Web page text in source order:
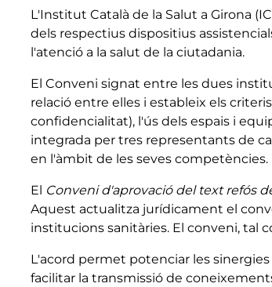
L'Institut Català de la Salut a Girona
dels respectius dispositius
l'atenció a la salut de la ciutadania.
El Conveni signat entre les dues
relació entre elles i estableix els
confidencialitat), l'ús dels espais i
integrada per tres representants de
en l'àmbit de les seves competències.
El Conveni d'aprovació del text refós
Aquest actualitza jurídicament el
institucions sanitàries. El conveni, tal
L'acord permet potenciar les
facilitar la transmissió de